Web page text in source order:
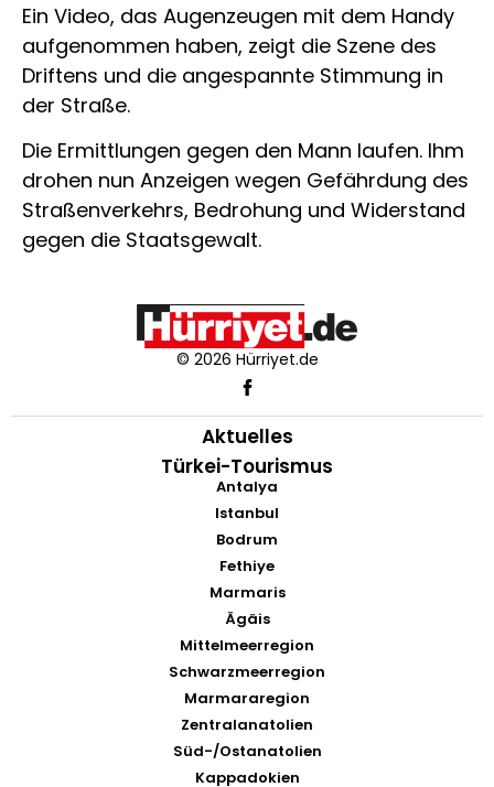
Ein Video, das Augenzeugen mit dem Handy
aufgenommen haben, zeigt die Szene des
Driftens und die angespannte Stimmung in
der Straße.
Die Ermittlungen gegen den Mann laufen. Ihm
drohen nun Anzeigen wegen Gefährdung des
Straßenverkehrs, Bedrohung und Widerstand
gegen die Staatsgewalt.
© 2026 Hürriyet.de
Aktuelles
Türkei-Tourismus
Antalya
Istanbul
Bodrum
Fethiye
Marmaris
Ägäis
Mittelmeerregion
Schwarzmeerregion
Marmararegion
Zentralanatolien
Süd-/Ostanatolien
Kappadokien